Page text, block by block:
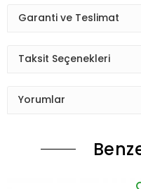
Garanti ve Teslimat
Taksit Seçenekleri
Yorumlar